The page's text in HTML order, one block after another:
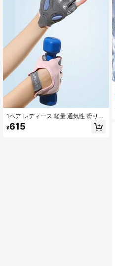
1ペア レディース 軽量 通気性 滑り止
め 衝撃吸収 水ぶくれ防止 ハーフフ
ィンガーグローブ フィットネス、ウ
¥615